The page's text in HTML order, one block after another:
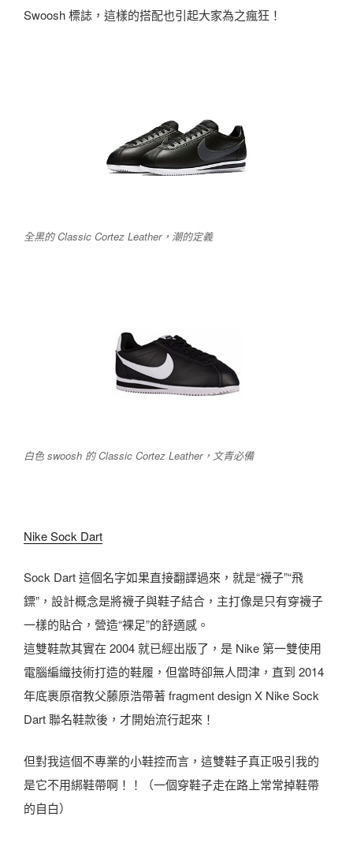
Swoosh 標誌，這樣的搭配也引起大家為之瘋狂！
全黑的 Classic Cortez Leather，潮的定義
白色 swoosh 的 Classic Cortez Leather，文青必備
Nike Sock Dart
Sock Dart 這個名字如果直接翻譯過來，就是“襪子”“飛
鏢”，設計概念是將襪子與鞋子結合，主打像是只有穿襪子
一樣的貼合，營造“裸足”的舒適感。
這雙鞋款其實在 2004 就已經出版了，是 Nike 第一雙使用
電腦編織技術打造的鞋履，但當時卻無人問津，直到 2014
年底裹原宿教父藤原浩帶著 fragment design X Nike Sock
Dart 聯名鞋款後，才開始流行起來！
但對我這個不專業的小鞋控而言，這雙鞋子真正吸引我的
是它不用綁鞋帶啊！！（一個穿鞋子走在路上常常掉鞋帶
的自白）